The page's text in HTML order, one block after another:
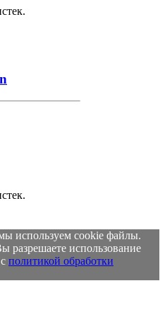
используем cookie файлы.
разрешаете использование
политикой обработки